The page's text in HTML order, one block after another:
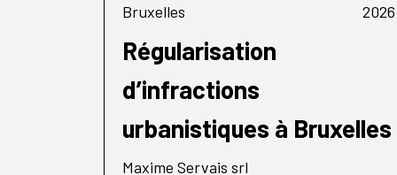
Bruxelles 2026
Régularisation
d’infractions
urbanistiques à Bruxelles
Maxime Servais srl